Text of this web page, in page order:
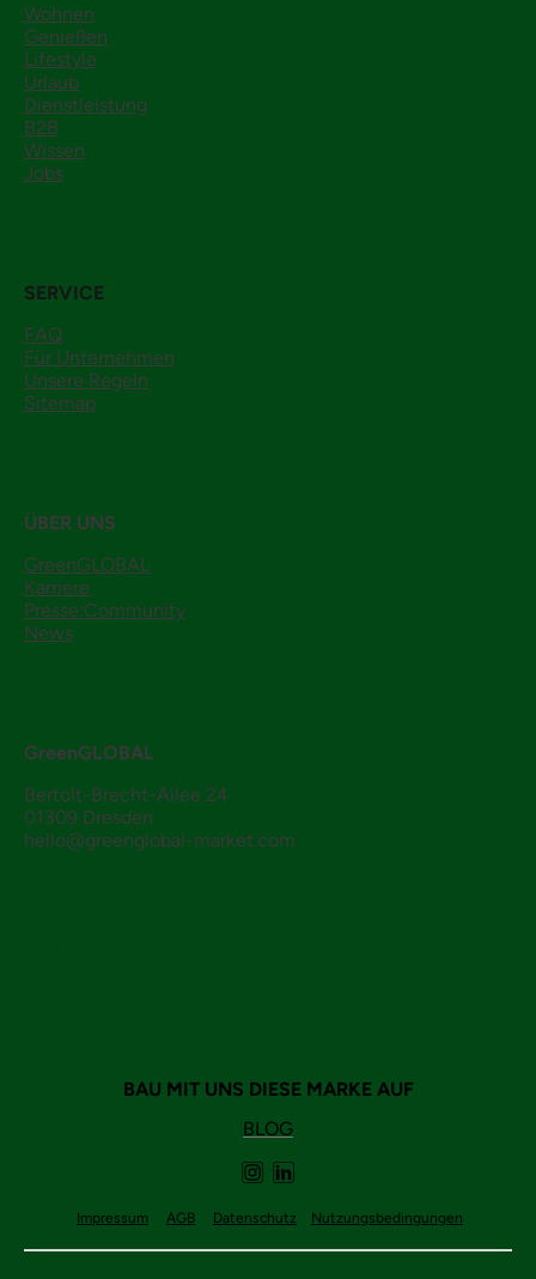
Wohnen
Genießen
Lifestyle
Urlaub
Dienstleistung
B2B
Wissen
Jobs
SERVICE
FAQ
Für Unternehmen
Unsere Regeln
Sitemap
ÜBER UNS
GreenGLOBAL
Karriere
Presse:Community
News
GreenGLOBAL
Bertolt-Brecht-Allee 24
01309 Dresden
hello@greenglobal-market.com
BAU MIT UNS DIESE MARKE AUF
BLOG
Impressum AGB Datenschutz Nutzungsbedingungen